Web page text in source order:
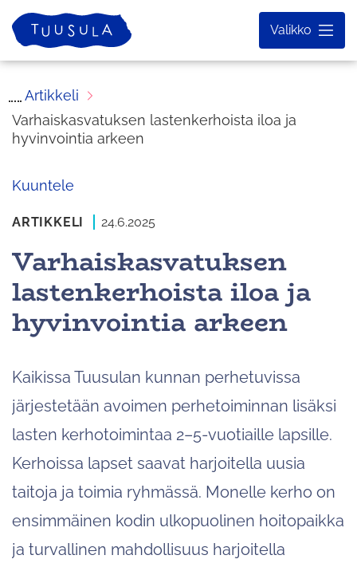
Siirry
sisältöön
Etusivu
Valikko
Artikkeli
Varhaiskasvatuksen lastenkerhoista iloa ja
hyvinvointia arkeen
Kuuntele
ARTIKKELI 24.6.2025
Varhaiskasvatuksen
lastenkerhoista iloa ja
hyvinvointia arkeen
Kaikissa Tuusulan kunnan perhetuvissa
järjestetään avoimen perhetoiminnan lisäksi
lasten kerhotoimintaa 2–5-vuotiaille lapsille.
Kerhoissa lapset saavat harjoitella uusia
taitoja ja toimia ryhmässä. Monelle kerho on
ensimmäinen kodin ulkopuolinen hoitopaikka
ja turvallinen mahdollisuus harjoitella